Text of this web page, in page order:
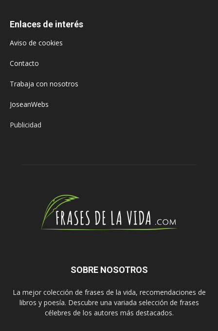
Enlaces de interés
Aviso de cookies
Contacto
Trabaja con nosotros
JoseanWebs
Publicidad
SOBRE NOSOTROS
La mejor colección de frases de la vida, recomendaciones de
libros y poesía. Descubre una variada selección de frases
célebres de los autores más destacados.